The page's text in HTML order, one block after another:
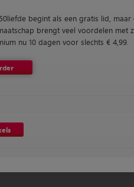
begint als een gratis lid, maar
brengt veel voordelen met
nu 10 dagen voor slechts € 4,99.